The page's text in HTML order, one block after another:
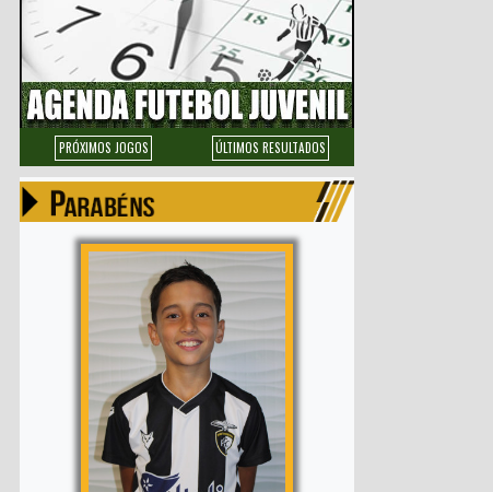
PRÓXIMOS JOGOS ÚLTIMOS RESULTADOS